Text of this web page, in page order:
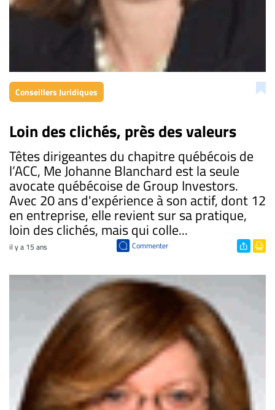
Conseillers Juridiques
Loin des clichés, près des valeurs
Têtes dirigeantes du chapitre québécois de
l’ACC, Me Johanne Blanchard est la seule
avocate québécoise de Group Investors.
Avec 20 ans d'expérience à son actif, dont 12
en entreprise, elle revient sur sa pratique,
loin des clichés, mais qui colle...
il y a 15 ans Commenter